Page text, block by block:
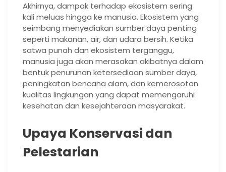
Akhirnya, dampak terhadap ekosistem sering
kali meluas hingga ke manusia. Ekosistem yang
seimbang menyediakan sumber daya penting
seperti makanan, air, dan udara bersih. Ketika
satwa punah dan ekosistem terganggu,
manusia juga akan merasakan akibatnya dalam
bentuk penurunan ketersediaan sumber daya,
peningkatan bencana alam, dan kemerosotan
kualitas lingkungan yang dapat memengaruhi
kesehatan dan kesejahteraan masyarakat.
Upaya Konservasi dan
Pelestarian